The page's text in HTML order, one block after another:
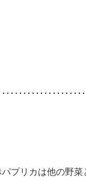
プリカは他の野菜